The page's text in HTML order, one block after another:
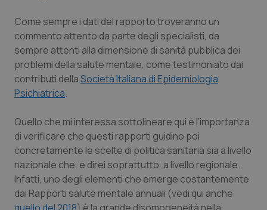
Lazio
Liguria
Lombardia
Molise
Piemonte
Provincia Autonoma di Bolzano
Diabete & glucometri
Disturbi dell’umore
Dolore
Epatiti
HIV
Infezioni & Febbre
Come sempre i dati del rapporto troveranno un
commento attento da parte degli specialisti, da
sempre attenti alla dimensione di sanità pubblica dei
problemi della salute mentale, come testimoniato dai
contributi dellaSocietà Italiana di Epidemiologia
Psichiatrica.
Quello che mi interessa sottolineare qui è l’importanza
di verificare che questi rapporti guidino poi
concretamente le scelte di politica sanitaria sia a livello
nazionale che, e direi soprattutto, a livello regionale.
Infatti, uno degli elementi che emerge costantemente
dai Rapporti salute mentale annuali (vedi qui anche